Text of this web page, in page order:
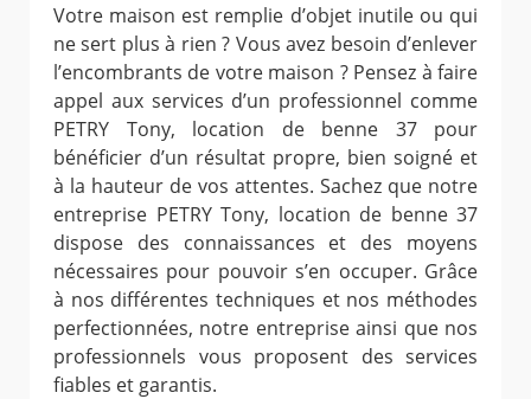
Votre maison est remplie d’objet inutile ou qui
ne sert plus à rien ? Vous avez besoin d’enlever
l’encombrants de votre maison ? Pensez à faire
appel aux services d’un professionnel comme
PETRY Tony, location de benne 37 pour
bénéficier d’un résultat propre, bien soigné et
à la hauteur de vos attentes. Sachez que notre
entreprise PETRY Tony, location de benne 37
dispose des connaissances et des moyens
nécessaires pour pouvoir s’en occuper. Grâce
à nos différentes techniques et nos méthodes
perfectionnées, notre entreprise ainsi que nos
professionnels vous proposent des services
fiables et garantis.